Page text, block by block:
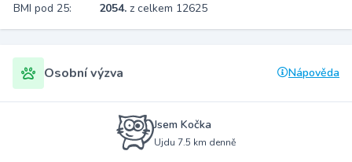
BMI pod 25:
2054. z celkem 12625
Osobní výzva Nápověda
Jsem Kočka
Ujdu 7.5 km denně